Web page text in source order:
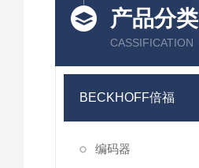
产品分类
CASSIFICATION
BECKHOFF倍福
编码器